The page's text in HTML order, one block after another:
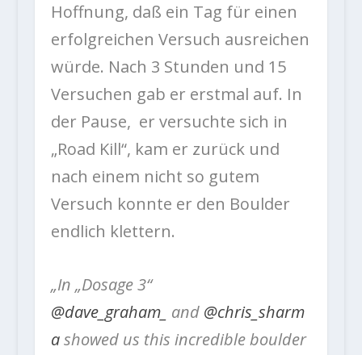
Hoffnung, daß ein Tag für einen
erfolgreichen Versuch ausreichen
würde. Nach 3 Stunden und 15
Versuchen gab er erstmal auf. In
der Pause, er versuchte sich in
„Road Kill“, kam er zurück und
nach einem nicht so gutem
Versuch konnte er den Boulder
endlich klettern.
„In „Dosage 3“
@dave_graham_ and @chris_sharm
ashowed us this incredible boulder